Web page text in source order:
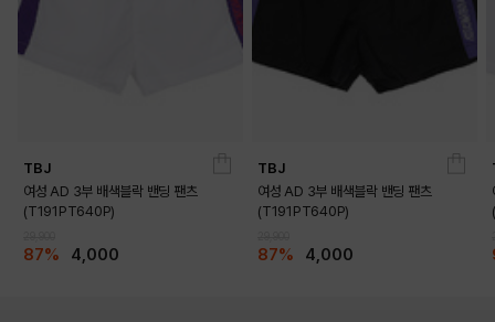
TBJ
여성 AD 3부 배색블락 밴딩 팬츠
(T191PT640P)
87% 4,000
TBJ
여성 AD 3부 배색블락 밴딩 팬츠
(T191PT640P)
87% 4,000